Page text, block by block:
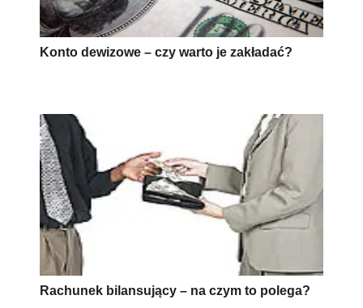
Konto dewizowe – czy warto je zakładać?
Rachunek bilansujący – na czym to polega?